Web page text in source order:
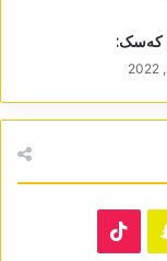
کەسک:
Snapchat